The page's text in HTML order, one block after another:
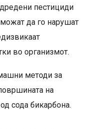
пестициди
да го нарушат
во организмот.
методи за
на
сода бикарбона.